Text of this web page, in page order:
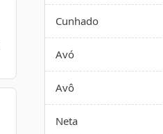
Cunhado
Avó
Avô
Neta